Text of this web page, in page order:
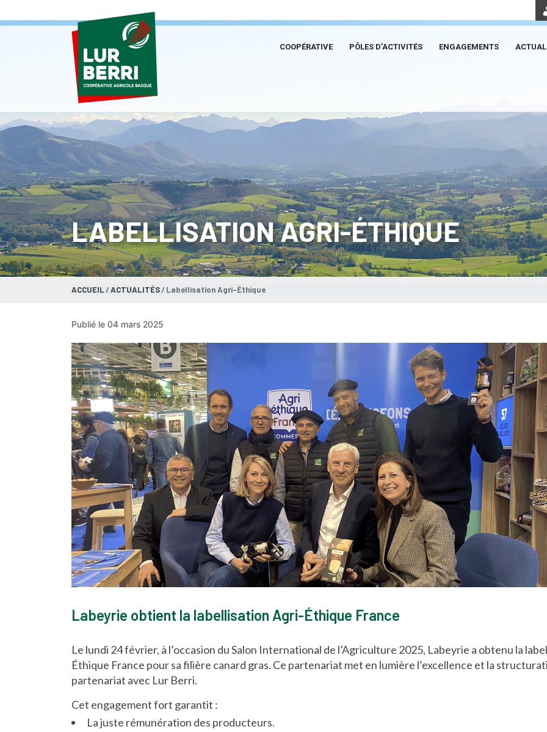
COOPÉRATIVE PÔLES D’ACTIVITÉS ENGAGEMENTS
LABELLISATION AGRI-ÉTHIQUE
ACCUEIL ACTUALITÉS Labellisation Agri-Éthique
Publié le 04 mars 2025
Labeyrie obtient la labellisation Agri-Éthique France
Le lundi 24 février, à l’occasion du Salon International de l’Agriculture 2025, Labeyrie a obtenu la
Éthique France pour sa filière canard gras. Ce partenariat met en lumière l’excellence et la
partenariat avec Lur Berri.
Cet engagement fort garantit :
La juste rémunération des producteurs.